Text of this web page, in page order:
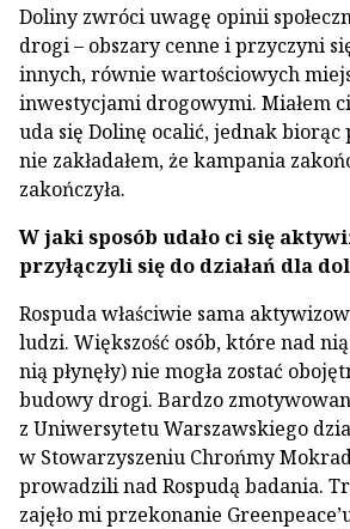
Doliny zwróci uwagę opinii
drogi – obszary cenne i przyczyni
innych, równie wartościowych
inwestycjami drogowymi. Miałem
uda się Dolinę ocalić, jednak
nie zakładałem, że kampania
zakończyła.
W jaki sposób udało ci się
przyłączyli się do działań dla
Rospuda właściwie sama
ludzi. Większość osób, które nad
nią płynęły) nie mogła zostać
budowy drogi. Bardzo
z Uniwersytetu Warszawskiego
w Stowarzyszeniu Chrońmy
prowadzili nad Rospudą badania.
zajęło mi przekonanie